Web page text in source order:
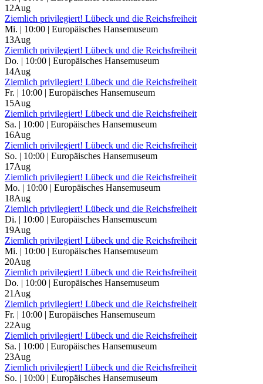
12Aug
Ziemlich privilegiert! Lübeck und die Reichsfreiheit
Mi. | 10:00 | Europäisches Hansemuseum
13Aug
Ziemlich privilegiert! Lübeck und die Reichsfreiheit
Do. | 10:00 | Europäisches Hansemuseum
14Aug
Ziemlich privilegiert! Lübeck und die Reichsfreiheit
Fr. | 10:00 | Europäisches Hansemuseum
15Aug
Ziemlich privilegiert! Lübeck und die Reichsfreiheit
Sa. | 10:00 | Europäisches Hansemuseum
16Aug
Ziemlich privilegiert! Lübeck und die Reichsfreiheit
So. | 10:00 | Europäisches Hansemuseum
17Aug
Ziemlich privilegiert! Lübeck und die Reichsfreiheit
Mo. | 10:00 | Europäisches Hansemuseum
18Aug
Ziemlich privilegiert! Lübeck und die Reichsfreiheit
Di. | 10:00 | Europäisches Hansemuseum
19Aug
Ziemlich privilegiert! Lübeck und die Reichsfreiheit
Mi. | 10:00 | Europäisches Hansemuseum
20Aug
Ziemlich privilegiert! Lübeck und die Reichsfreiheit
Do. | 10:00 | Europäisches Hansemuseum
21 Aug
Ziemlich privilegiert! Lübeck und die Reichsfreiheit
Fr. | 10:00 | Europäisches Hansemuseum
22Aug
Ziemlich privilegiert! Lübeck und die Reichsfreiheit
Sa. | 10:00 | Europäisches Hansemuseum
23Aug
Ziemlich privilegiert! Lübeck und die Reichsfreiheit
So. | 10:00 | Europäisches Hansemuseum